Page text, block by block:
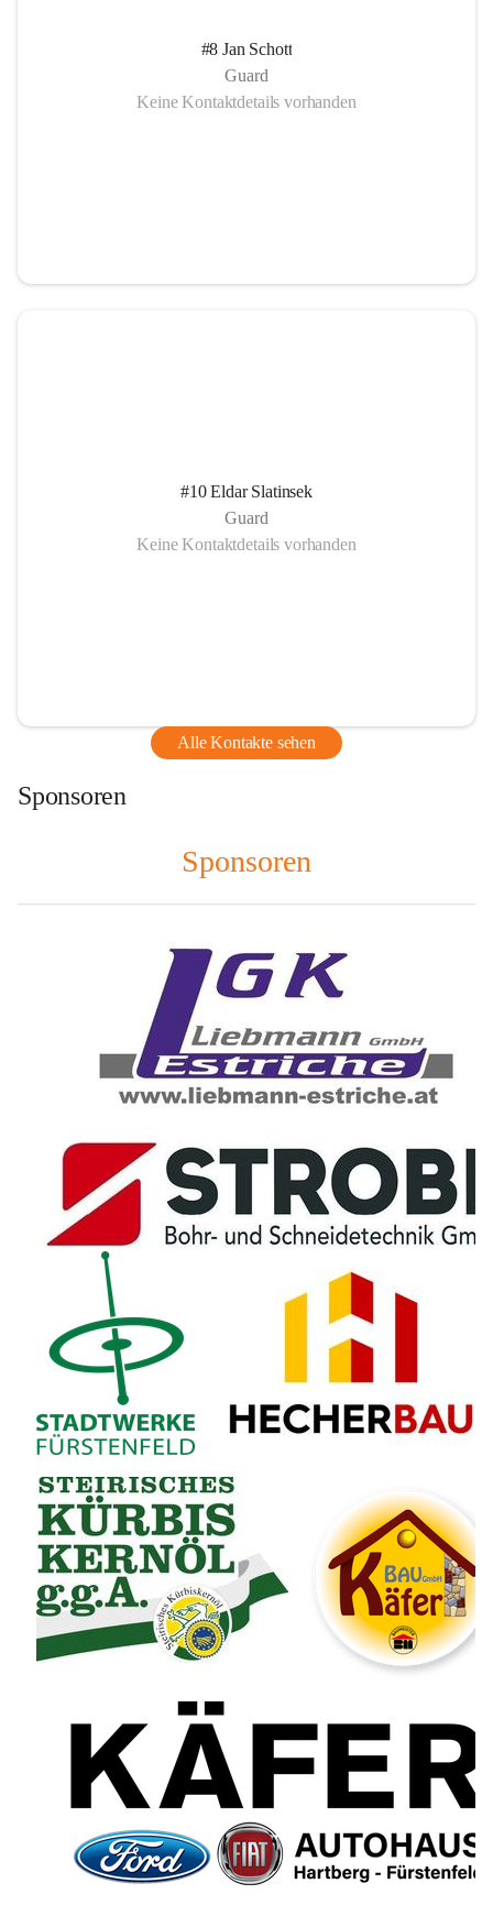
#8 Jan Schott
Guard
Keine Kontaktdetails vorhanden
#10 Eldar Slatinsek
Guard
Keine Kontaktdetails vorhanden
Alle Kontakte sehen
Sponsoren
Sponsoren